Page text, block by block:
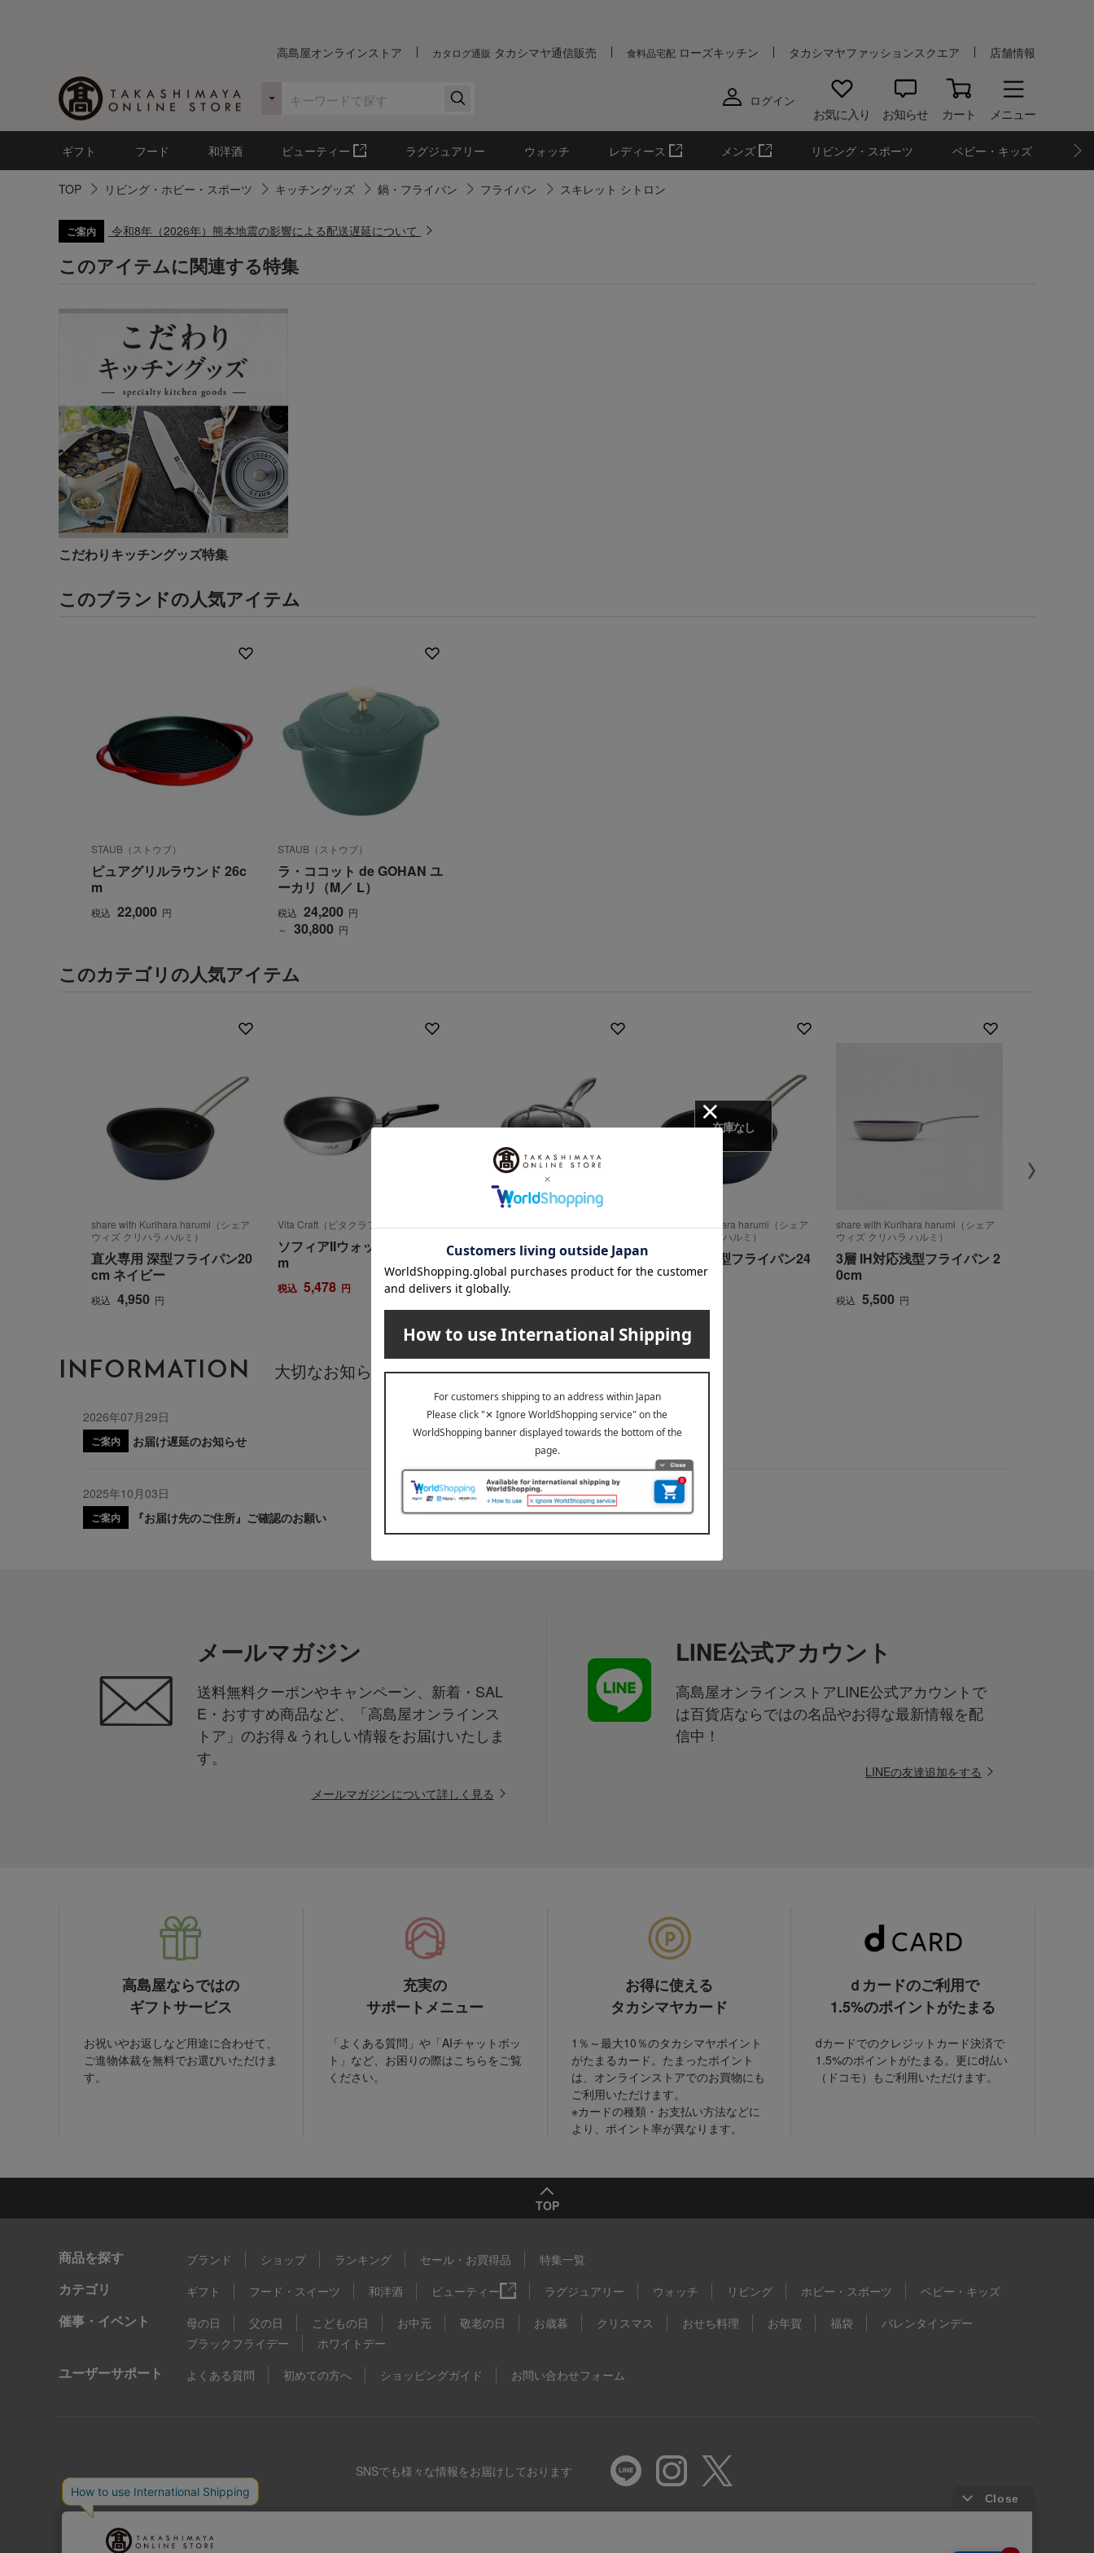
高島屋オンラインストア カタログ通販 タカシマヤ通信販売 食料品宅配 ローズキッチン タカシマヤファッションスクエア 店舗情報
ログイン
お気に入り お知らせ カート メニュー
ギフト フード 和洋酒 ビューティー ラグジュアリー ウォッチ レディース メンズ リビング・スポーツ ベビー・キッズ
TOP リビング・ホビー・スポーツ キッチングッズ 鍋・フライパン フライパン スキレット シトロン
ご案内 令和8年（2026年）熊本地震の影響による配送遅延について
このアイテムに関連する特集
こだわりキッチングッズ特集
このブランドの人気アイテム
STAUB（ストウブ）
ピュアグリルラウンド 26c
m
税込 22,000 円
STAUB（ストウブ）
ラ・ココット de GOHAN ユ
ーカリ（M／ L）
税込 24,200 円
～ 30,800 円
このカテゴリの人気アイテム
share with Kurihara harumi（シェア
ウィズ クリハラ ハルミ）
直火専用 深型フライパン20
cm ネイビー
税込 4,950 円
Vita Craft（ビタクラフト）
ソフィアIIウォックパン26c
m
税込 5,478 円
ハイブリッドフライパン 蓋
付き 20→30cm
税込 19,800
在庫なし
share with Kurihara harumi（シェア
ウィズ クリハラ ハルミ）
直火専用 深型フライパン24
cm ネイビー
share with Kurihara harumi（シェア
ウィズ クリハラ ハルミ）
3層 IH対応浅型フライパン 2
0cm
税込 5,500 円
INFORMATION 大切なお知らせ
2026年07月29日
ご案内 お届け遅延のお知らせ
2025年10月03日
ご案内 『お届け先のご住所』ご確認のお願い
メールマガジン
送料無料クーポンやキャンペーン、新着・SAL
E・おすすめ商品など、「高島屋オンラインス
トア」のお得＆うれしい情報をお届けいたしま
す。
メールマガジンについて詳しく見る
LINE公式アカウント
高島屋オンラインストアLINE公式アカウントで
は百貨店ならではの名品やお得な最新情報を配
信中！
LINEの友達追加をする
高島屋ならではの
ギフトサービス
お祝いやお返しなど用途に合わせて、
ご進物体裁を無料でお選びいただけま
す。
充実の
サポートメニュー
「よくある質問」や「AIチャットボッ
ト」など、お困りの際はこちらをご覧
ください。
お得に使える
タカシマヤカード
1％～最大10％のタカシマヤポイント
がたまるカード。たまったポイント
は、オンラインストアでのお買物にも
ご利用いただけます。
※カードの種類・お支払い方法などに
より、ポイント率が異なります。
ｄカードのご利用で
1.5%のポイントがたまる
dカードでのクレジットカード決済で
1.5%のポイントがたまる。更にd払い
（ドコモ）もご利用いただけます。
TOP
商品を探す ブランド ショップ ランキング セール・お買得品 特集一覧
カテゴリ ギフト フード・スイーツ 和洋酒 ビューティー ラグジュアリー ウォッチ リビング ホビー・スポーツ ベビー・キッズ
催事・イベント 母の日 父の日 こどもの日 お中元 敬老の日 お歳暮 クリスマス おせち料理 お年賀 福袋
バレンタインデー
ブラックフライデー
ホワイトデー
ユーザーサポート よくある質問 初めての方へ ショッピングガイド お問い合わせフォーム
SNSでも様々な情報をお届けしております